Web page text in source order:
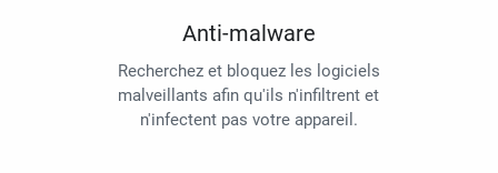
Anti-malware
Recherchez et bloquez les logiciels
malveillants afin qu'ils n'infiltrent et
n'infectent pas votre appareil.